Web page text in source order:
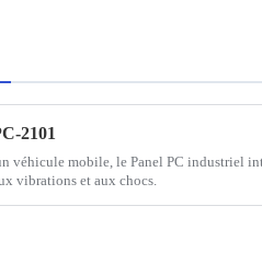
2101
véhicule mobile, le Panel PC industriel
vibrations et aux chocs.